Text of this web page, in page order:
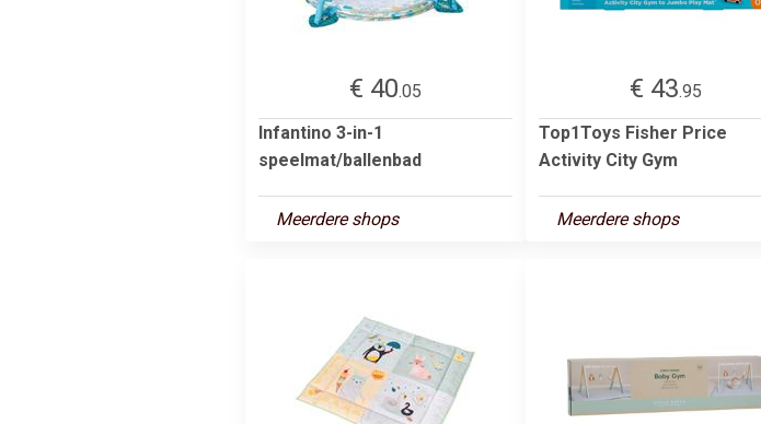
€ 40.05
Infantino 3-in-1
speelmat/ballenbad
Meerdere shops
€ 43.95
Top1Toys Fisher Price
Activity City Gym
Meerdere shops